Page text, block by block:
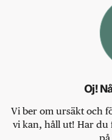
Oj!
Vi ber om ursäkt och
vi kan, håll ut! Har du